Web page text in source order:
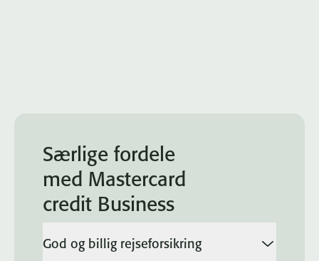
Særlige fordele
med Mastercard
credit Business
God og billig rejseforsikring